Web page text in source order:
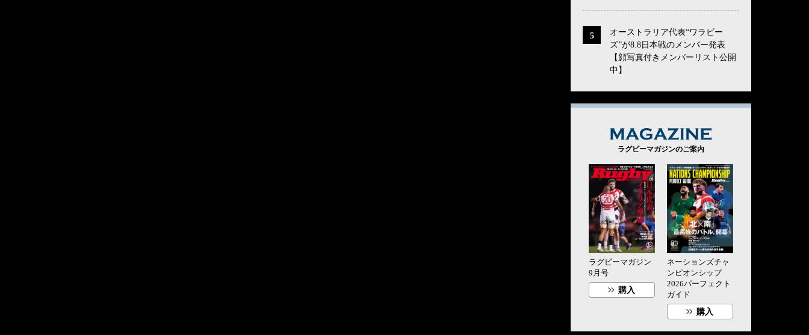
オーストラリア代表“ワラビー
ズ”が8.8日本戦のメンバー発表
【顔写真付きメンバーリスト公開
中】
ラグビーマガジンのご案内
ラグビーマガジン
9月号
購入
ネーションズチャ
ンピオンシップ
2026パーフェクト
ガイド
購入